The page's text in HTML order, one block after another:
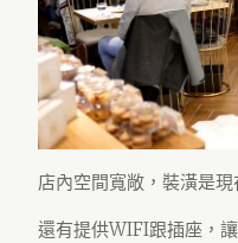
店內空間寬敞，裝潢是現
還有提供WIFI跟插座，